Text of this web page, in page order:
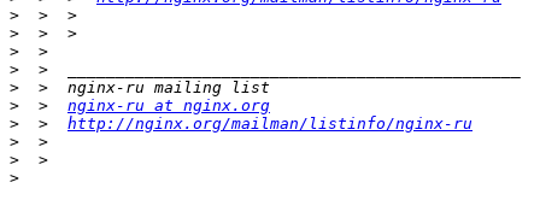
>
>
>
>
>
>
  >
nginx-ru at nginx.org
>
  >
http://nginx.org/mailman/listinfo/nginx-ru
>
>
>